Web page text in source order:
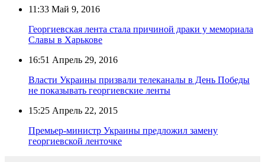
11:33 Май 9, 2016
Георгиевская лента стала причиной драки у мемориала
Славы в Харькове
16:51 Апрель 29, 2016
Власти Украины призвали телеканалы в День Победы
не показывать георгиевские ленты
15:25 Апрель 22, 2015
Премьер-министр Украины предложил замену
георгиевской ленточке